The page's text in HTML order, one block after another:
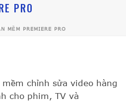
PRO
MỀM PREMIERE PRO
chỉnh sửa video hàng
cho phim, TV và